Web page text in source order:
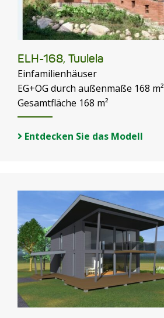
ELH-168, Tuulela
Einfamilienhäuser
EG+OG durch außenmaße 168 m²
Gesamtfläche 168 m²
Entdecken Sie das Modell